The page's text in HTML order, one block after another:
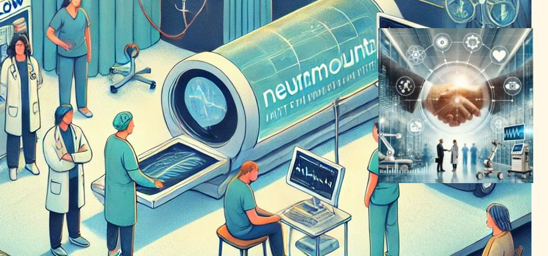
2024年4月24日8:25
ヘルスケア業界、新たなパー
トナーシップとイノベーショ
ンで未来へ舵を切る
ヘルスケアテクノロジーニュース
2024年3月4日8:35